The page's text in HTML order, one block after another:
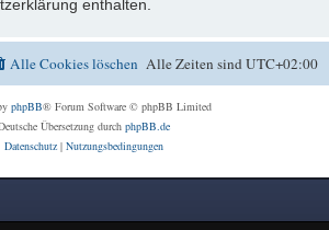
enthalten.
Alle Zeiten sindUTC+02:00
Alle Cookies löschen
phpBB® Forum Software © phpBB Limited
Übersetzung durch phpBB.de
Datenschutz| Nutzungsbedingungen